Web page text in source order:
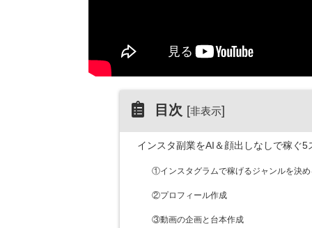
目次 [非表示]
インスタ副業をAI＆顔出しなしで稼ぐ5
①インスタグラムで稼げるジャンルを決め
②プロフィール作成
③動画の企画と台本作成